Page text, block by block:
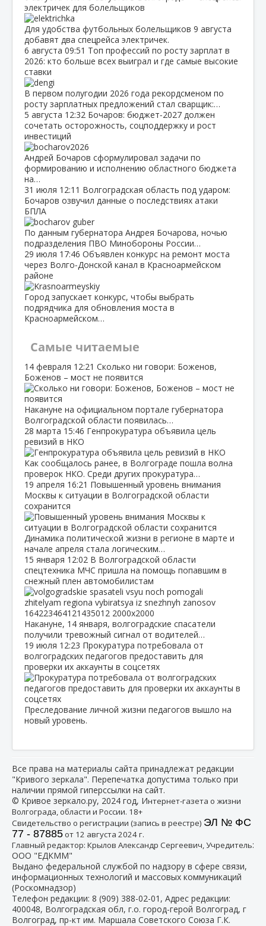
электричек для болельщиков
Для удобства футбольных болельщиков 9 августа
добавят два спецрейса электричек.
6 августа 09:51 Топ профессий по росту зарплат в
2026: кто больше всех выиграл и где самые высокие
ставки
В первом полугодии 2026 года рекордсменом по
росту зарплатных предложений стал сварщик:…
5 августа 12:32 Бочаров: бюджет‑2027 должен
сочетать осторожность, соцподдержку и рост
инвестиций
Андрей Бочаров сформулировал задачи по
формированию и исполнению областного бюджета
на…
31 июля 12:11 Волгоградская область под ударом:
Бочаров озвучил данные о последствиях атаки
БПЛА
По данным губернатора Андрея Бочарова, ночью
подразделения ПВО Минобороны России…
29 июля 17:46 Объявлен конкурс на ремонт моста
через Волго‑Донской канал в Красноармейском
районе
Город запускает конкурс, чтобы выбрать
подрядчика для обновления моста в
Красноармейском…
Самые читаемые
14 февраля 12:21 Сколько ни говори: Боженов,
Боженов – мост не появится
Накануне на официальном портале губернатора
Волгоградской области появилась…
28 марта 15:46 Генпрокуратура объявила цель
ревизий в НКО
Как сообщалось ранее, в Волгограде пошла волна
проверок НКО. Среди других прокуратура…
19 апреля 16:21 Повышенный уровень внимания
Москвы к ситуации в Волгоградской области
сохранится
Динамика политической жизни в регионе в марте и
начале апреля стала логическим…
15 января 12:02 В Волгоградской области
спецтехника МЧС пришла на помощь попавшим в
снежный плен автомобилистам
Накануне, 14 января, волгоградские спасатели
получили тревожный сигнал от водителей…
19 июля 12:23 Прокуратура потребовала от
волгоградских педагогов предоставить для
проверки их аккаунты в соцсетях
Преследование личной жизни педагогов вышло на
новый уровень.
Все права на материалы сайта принадлежат редакции
"Кривого зеркала". Перепечатка допустима только при
наличии прямой гиперссылки на сайт.
© Кривое зеркало.ру, 2024 год, Интернет-газета о жизни
Волгограда, области и России. 18+
Свидетельство о регистрации (запись в реестре) ЭЛ № ФС
77 - 87885от 12 августа 2024 г.
Главный редактор: Крылов Александр Сергеевич, Учредитель:
ООО "ЕДКММ"
Выдано федеральной службой по надзору в сфере связи,
информационных технологий и массовых коммуникаций
(Роскомнадзор)
Телефон редакции: 8 (909) 388-02-01 , Адрес редакции:
400048, Волгоградская обл, г.о. город-герой Волгоград, г
Волгоград, пр-кт им. Маршала Советского Союза Г.К.